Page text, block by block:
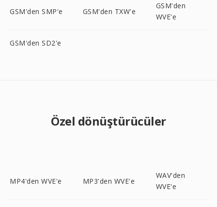
GSM'den SMP'e GSM'den TXW'e
GSM'den
WVE'e
GSM'den SD2'e
Özel dönüştürücüler
MP4'den WVE'e MP3'den WVE'e
WAV'den
WVE'e